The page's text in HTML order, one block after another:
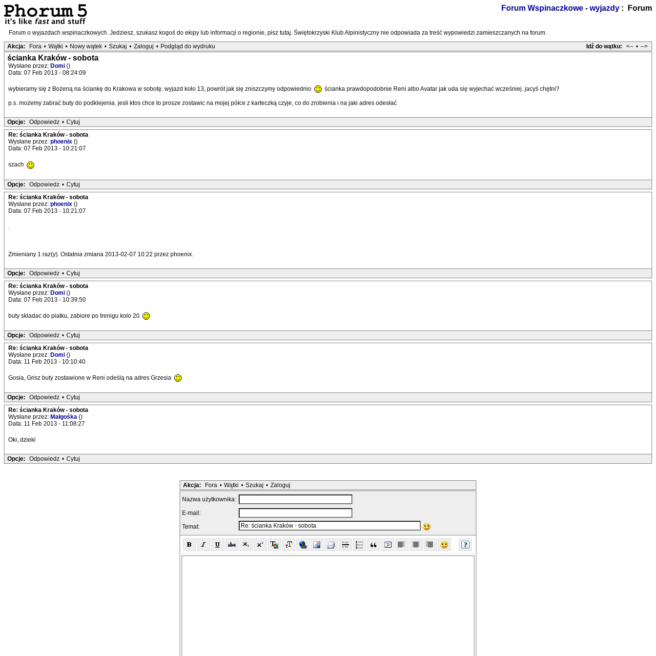
Forum Wspinaczkowe - wyjazdy : Forum
Forum o wyjazdach wspinaczkowych. Jedziesz, szukasz kogoś do ekipy lub informacji o regionie, pisz tutaj. Świętokrzyski Klub Alpinistyczny nie odpowiada za treść wypowiedzi zamieszczanych na forum.
Idź do wątku:
<-- • -->
Akcja: Fora • Wątki • Nowy wątek • Szukaj • Zaloguj • Podgląd do wydruku
ścianka Kraków - sobota
Wysłane przez: Domi ()
Data: 07 Feb 2013 - 08:24:09
wybieramy się z Bożeną na ściankę do Krakowa w sobotę. wyjazd koło 13, powrót jak się zniszczymy odpowiednio ścianka prawdopodobnie Reni albo Avatar jak uda się wyjechać wcześniej. jacyś chętni?
p.s. możemy zabrać buty do podklejenia. jesli ktos chce to prosze zostawic na mojej półce z karteczką czyje, co do zrobienia i na jaki adres odesłać
Opcje: Odpowiedz • Cytuj
Re: ścianka Kraków - sobota
Wysłane przez: phoenix ()
Data: 07 Feb 2013 - 10:21:07
szach
Opcje: Odpowiedz • Cytuj
Re: ścianka Kraków - sobota
Wysłane przez: phoenix ()
Data: 07 Feb 2013 - 10:21:07
Zmieniany 1 raz(y). Ostatnia zmiana 2013-02-07 10:22 przez phoenix.
Opcje: Odpowiedz • Cytuj
Re: ścianka Kraków - sobota
Wysłane przez: Domi ()
Data: 07 Feb 2013 - 10:39:50
buty skladac do piatku, zabiore po trenigu kolo 20
Opcje: Odpowiedz • Cytuj
Re: ścianka Kraków - sobota
Wysłane przez: Domi ()
Data: 11 Feb 2013 - 10:10:40
Gosia, Grisz buty zostawione w Reni odeślą na adres Grzesia
Opcje: Odpowiedz • Cytuj
Re: ścianka Kraków - sobota
Wysłane przez: Małgośka ()
Data: 11 Feb 2013 - 11:08:27
Oki, dzieki
Opcje: Odpowiedz • Cytuj
Akcja: Fora • Wątki • Szukaj • Zaloguj
Nazwa użytkownika:
E-mail:
Temat: